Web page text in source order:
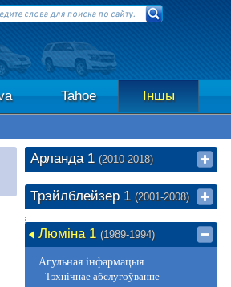
Tahoe Іншы
Арланда 1 (2010-2018)
Трэйлблейзер 1 (2001-2008)
Люміна 1 (1989-1994)
Агульная інфармацыя
Тэхнічнае абслугоўванне